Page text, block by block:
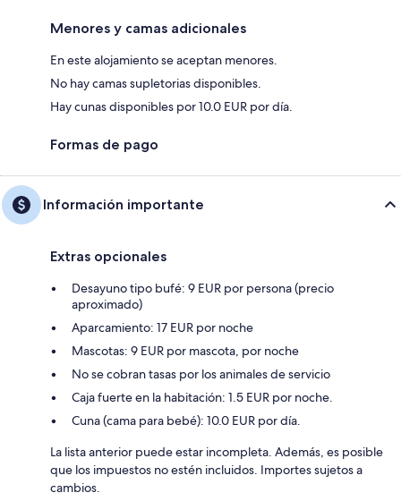
Menores y camas adicionales
En este alojamiento se aceptan menores.
No hay camas supletorias disponibles.
Hay cunas disponibles por 10.0 EUR por día.
Formas de pago
Información importante
Extras opcionales
Desayuno tipo bufé: 9 EUR por persona (precio
aproximado)
Aparcamiento: 17 EUR por noche
Mascotas: 9 EUR por mascota, por noche
No se cobran tasas por los animales de servicio
Caja fuerte en la habitación: 1.5 EUR por noche.
Cuna (cama para bebé): 10.0 EUR por día.
La lista anterior puede estar incompleta. Además, es posible
que los impuestos no estén incluidos. Importes sujetos a
cambios.